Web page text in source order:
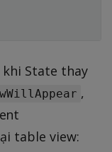
State thay
,
table view: